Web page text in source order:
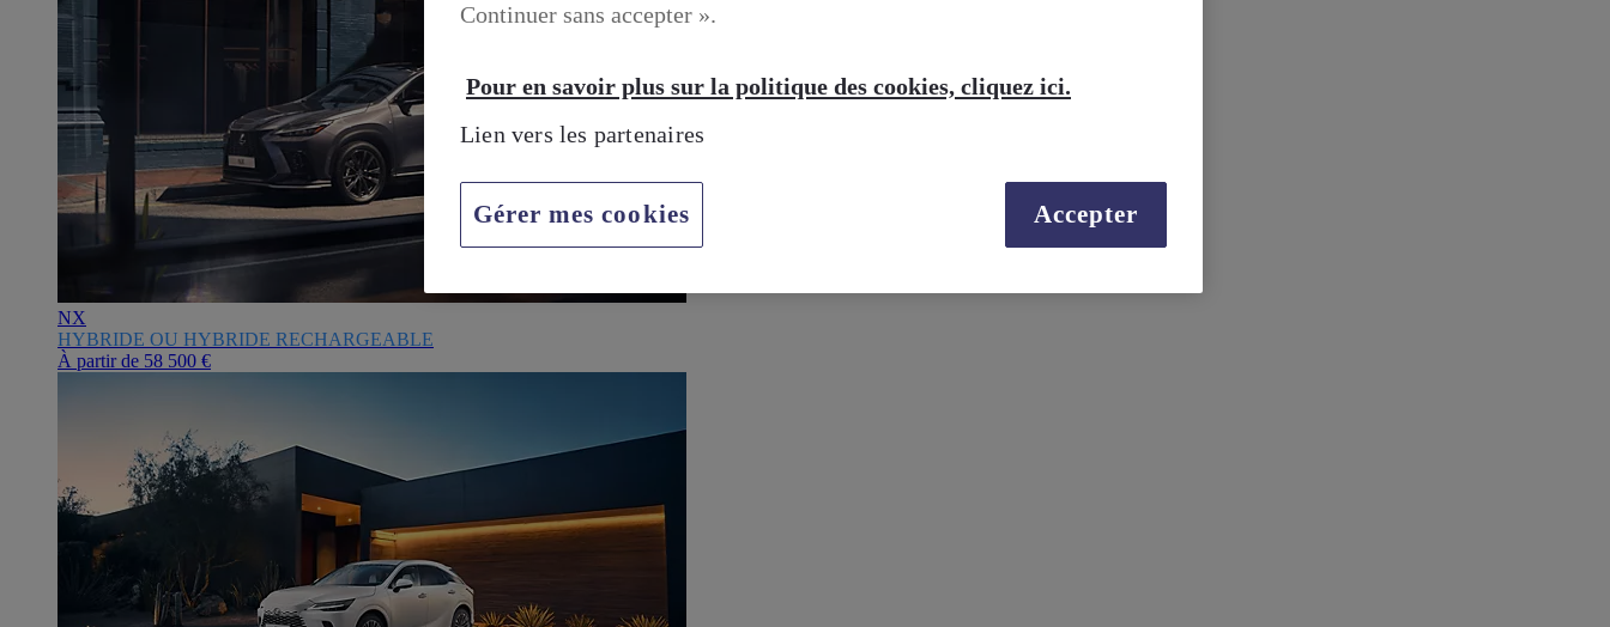
NX
HYBRIDE OU HYBRIDE RECHARGEABLE
À partir de 58 500 €
Continuer sans accepter ».
Pour en savoir plus sur la politique des cookies, cliquez ici.
Lien vers les partenaires
Gérer mes cookies Accepter